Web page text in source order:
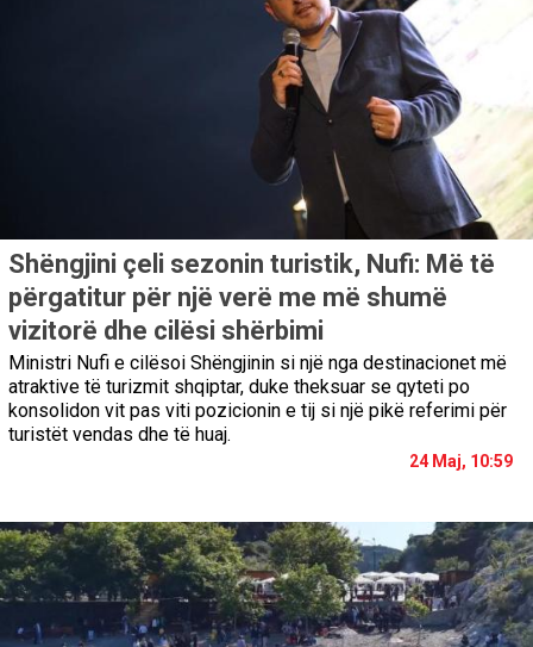
Shëngjini çeli sezonin turistik, Nufi: Më të
përgatitur për një verë me më shumë
vizitorë dhe cilësi shërbimi
Ministri Nufi e cilësoi Shëngjinin si një nga destinacionet më
atraktive të turizmit shqiptar, duke theksuar se qyteti po
konsolidon vit pas viti pozicionin e tij si një pikë referimi për
turistët vendas dhe të huaj.
24 Maj, 10:59